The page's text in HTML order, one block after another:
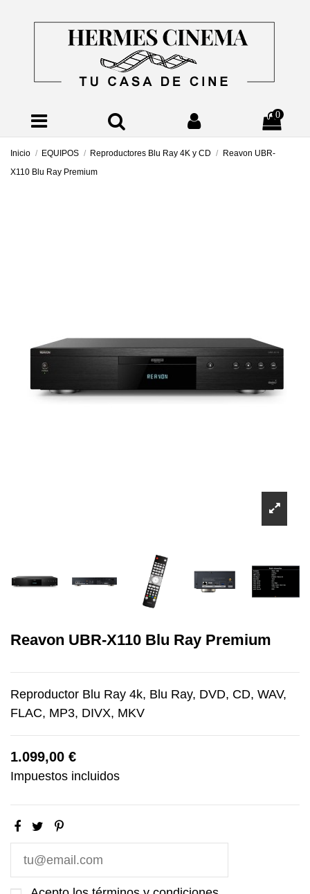
0
Inicio EQUIPOS Reproductores Blu Ray 4K y CD
Reavon UBR-
X110 Blu Ray Premium
Reavon UBR-X110 Blu Ray Premium
Reproductor Blu Ray 4k, Blu Ray, DVD, CD, WAV,
FLAC, MP3, DIVX, MKV
1.099,00 €
Impuestos incluidos